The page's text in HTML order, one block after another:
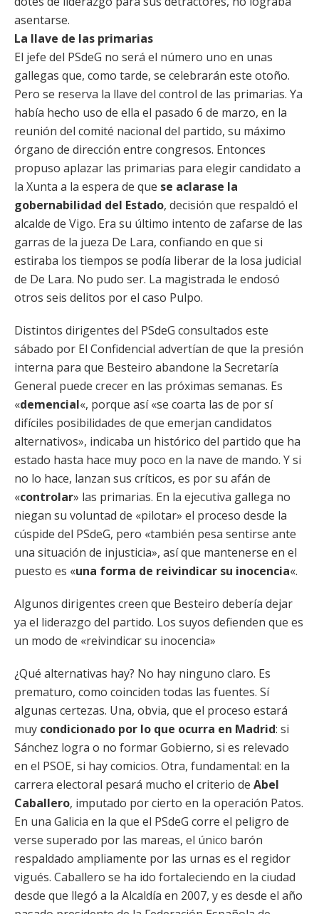
asentarse.
La llave de las primarias
El jefe del PSdeG no será el número uno en unas
gallegas que, como tarde, se celebrarán este otoño.
Pero se reserva la llave del control de las primarias. Ya
había hecho uso de ella el pasado 6 de marzo, en la
reunión del comité nacional del partido, su máximo
órgano de dirección entre congresos. Entonces
propuso aplazar las primarias para elegir candidato a
la Xunta a la espera de que se aclarase la
gobernabilidad del Estado, decisión que respaldó el
alcalde de Vigo. Era su último intento de zafarse de las
garras de la jueza De Lara, confiando en que si
estiraba los tiempos se podía liberar de la losa judicial
de De Lara. No pudo ser. La magistrada le endosó
otros seis delitos por el caso Pulpo.
Distintos dirigentes del PSdeG consultados este
sábado por El Confidencial advertían de que la presión
interna para que Besteiro abandone la Secretaría
General puede crecer en las próximas semanas. Es
«demencial«, porque así «se coarta las de por sí
difíciles posibilidades de que emerjan candidatos
alternativos», indicaba un histórico del partido que ha
estado hasta hace muy poco en la nave de mando. Y si
no lo hace, lanzan sus críticos, es por su afán de
«controlar» las primarias. En la ejecutiva gallega no
niegan su voluntad de «pilotar» el proceso desde la
cúspide del PSdeG, pero «también pesa sentirse ante
una situación de injusticia», así que mantenerse en el
puesto es «una forma de reivindicar su inocencia«.
Algunos dirigentes creen que Besteiro debería dejar
ya el liderazgo del partido. Los suyos defienden que es
un modo de «reivindicar su inocencia»
¿Qué alternativas hay? No hay ninguno claro. Es
prematuro, como coinciden todas las fuentes. Sí
algunas certezas. Una, obvia, que el proceso estará
muy condicionado por lo que ocurra en Madrid: si
Sánchez logra o no formar Gobierno, si es relevado
en el PSOE, si hay comicios. Otra, fundamental: en la
carrera electoral pesará mucho el criterio de Abel
Caballero, imputado por cierto en la operación Patos.
En una Galicia en la que el PSdeG corre el peligro de
verse superado por las mareas, el único barón
respaldado ampliamente por las urnas es el regidor
vigués. Caballero se ha ido fortaleciendo en la ciudad
desde que llegó a la Alcaldía en 2007, y es desde el año